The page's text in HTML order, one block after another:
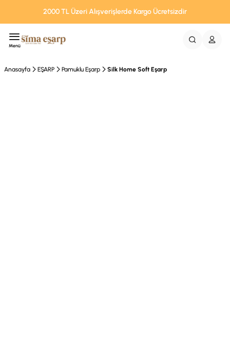
2000 TL Üzeri Alışverişlerde Kargo Ücretsizdir
Menü
Anasayfa EŞARP Pamuklu Eşarp Silk Home Soft Eşarp